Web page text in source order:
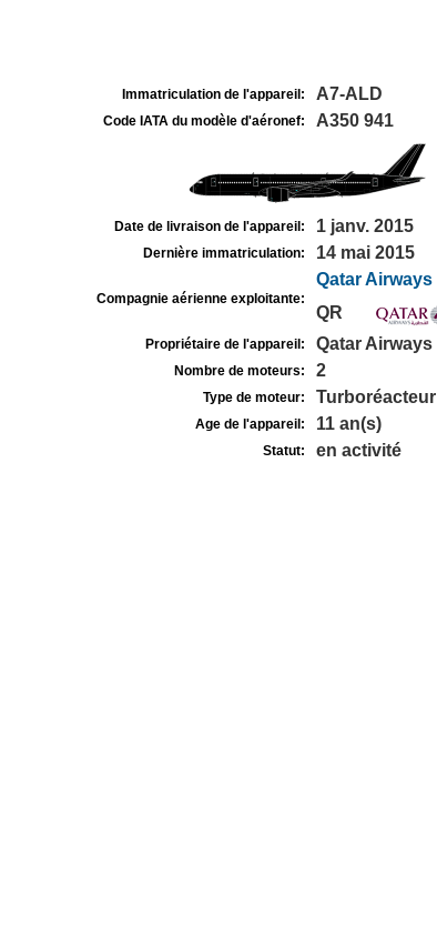
Immatriculation de l'appareil: A7-ALD
Code IATA du modèle d'aéronef: A350 941
Date de livraison de l'appareil: 1 janv. 2015
Dernière immatriculation: 14 mai 2015
Compagnie aérienne exploitante:
Qatar Airways
QR
Propriétaire de l'appareil: Qatar Airways
Nombre de moteurs: 2
Type de moteur: Turboréacteur
Age de l'appareil: 11 an(s)
Statut: en activité